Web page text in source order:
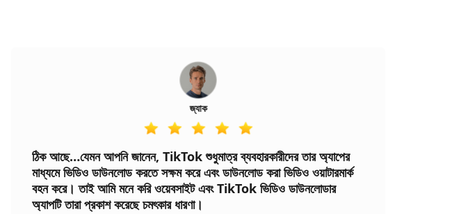
জ্যাক
ঠিক আছে…যেমন আপনি জানেন, TikTok শুধুমাত্র ব্যবহারকারীদের তার অ্যাপের
মাধ্যমে ভিডিও ডাউনলোড করতে সক্ষম করে এবং ডাউনলোড করা ভিডিও ওয়াটারমার্ক
বহন করে। তাই আমি মনে করি ওয়েবসাইট এবং TikTok ভিডিও ডাউনলোডার
অ্যাপটি তারা প্রকাশ করেছে চমৎকার ধারণা।